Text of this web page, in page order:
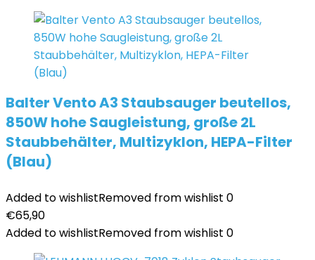
Balter Vento A3 Staubsauger beutellos,
850W hohe Saugleistung, große 2L
Staubbehälter, Multizyklon, HEPA-Filter
(Blau)
Added to wishlistRemoved from wishlist 0
€65,90
Added to wishlistRemoved from wishlist 0